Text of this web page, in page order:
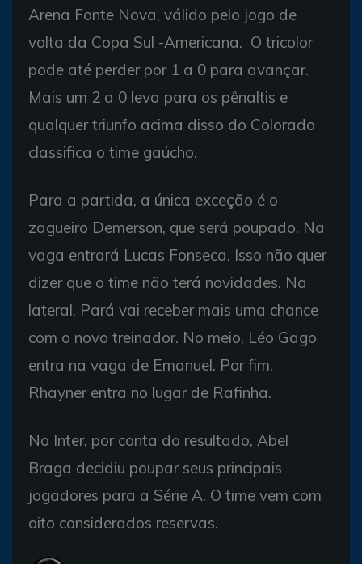
Arena Fonte Nova, válido pelo jogo de
volta da Copa Sul -Americana. O tricolor
pode até perder por 1 a 0 para avançar.
Mais um 2 a 0 leva para os pênaltis e
qualquer triunfo acima disso do Colorado
classifica o time gaúcho.
Para a partida, a única exceção é o
zagueiro Demerson, que será poupado. Na
vaga entrará Lucas Fonseca. Isso não quer
dizer que o time não terá novidades. Na
lateral, Pará vai receber mais uma chance
com o novo treinador. No meio, Léo Gago
entra na vaga de Emanuel. Por fim,
Rhayner entra no lugar de Rafinha.
No Inter, por conta do resultado, Abel
Braga decidiu poupar seus principais
jogadores para a Série A. O time vem com
oito considerados reservas.